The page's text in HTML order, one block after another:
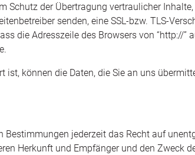
Schutz der Übertragung vertraulicher
senden, eine SSL-bzw. TLS-
die Adresszeile des Browsers von “http://”
ist, können die Daten, die Sie an uns
Bestimmungen jederzeit das Recht auf
Herkunft und Empfänger und den Zweck